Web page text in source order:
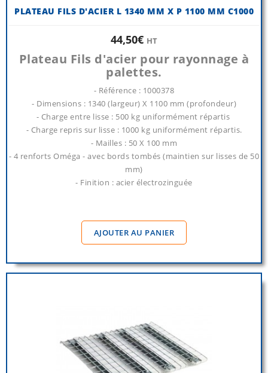
PLATEAU FILS D'ACIER L 1340 MM X P 1100 MM C1000
44,50€ HT
Plateau Fils d'acier pour rayonnage à
palettes.
- Référence : 1000378
- Dimensions : 1340 (largeur) X 1100 mm (profondeur)
- Charge entre lisse : 500 kg uniformément répartis
- Charge repris sur lisse : 1000 kg uniformément répartis.
- Mailles : 50 X 100 mm
- 4 renforts Oméga - avec bords tombés (maintien sur lisses de 50
mm)
- Finition : acier électrozinguée
AJOUTER AU PANIER